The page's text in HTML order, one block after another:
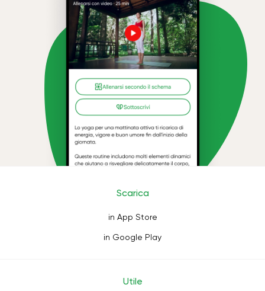
Scarica
in App Store
in Google Play
Utile